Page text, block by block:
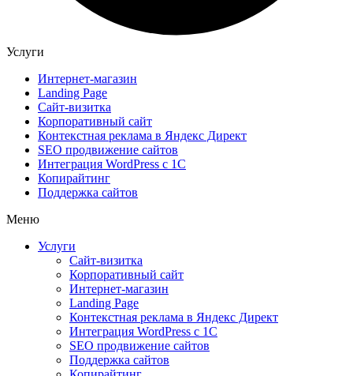
Услуги
Интернет-магазин
Landing Page
Сайт-визитка
Корпоративный сайт
Контекстная реклама в Яндекс Директ
SEO продвижение сайтов
Интеграция WordPress c 1C
Копирайтинг
Поддержка сайтов
Меню
Услуги
Сайт-визитка
Корпоративный сайт
Интернет-магазин
Landing Page
Контекстная реклама в Яндекс Директ
Интеграция WordPress c 1C
SEO продвижение сайтов
Поддержка сайтов